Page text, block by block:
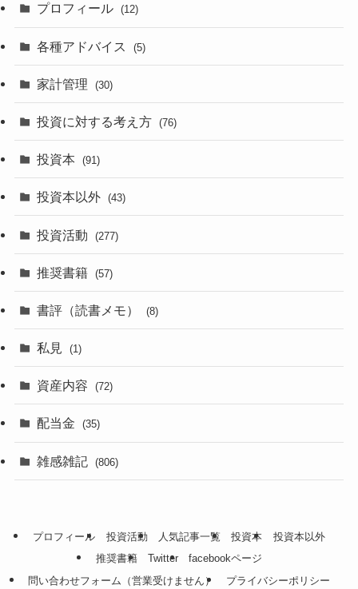
プロフィール (12)
各種アドバイス (5)
家計管理 (30)
投資に対する考え方 (76)
投資本 (91)
投資本以外 (43)
投資活動 (277)
推奨書籍 (57)
書評（読書メモ） (8)
私見 (1)
資産内容 (72)
配当金 (35)
雑感雑記 (806)
プロフィール 投資活動 人気記事一覧 投資本
投資本以外
推奨書籍
Twitter
facebookページ
問い合わせフォーム（営業受けません）
プライバシーポリシー